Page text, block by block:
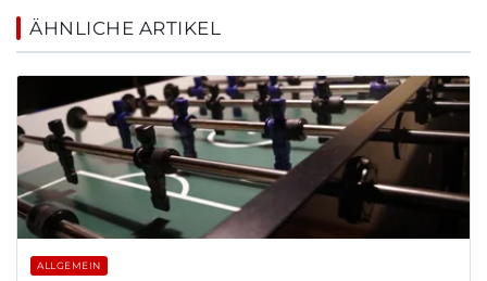
ÄHNLICHE ARTIKEL
ALLGEMEIN